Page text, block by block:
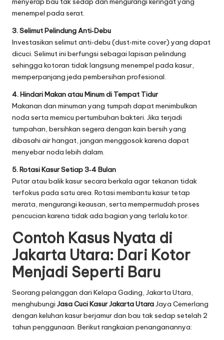
menempel pada serat.
3. Selimut Pelindung Anti‑Debu
Investasikan selimut anti‑debu (dust‑mite cover) yang dapat
dicuci. Selimut ini berfungsi sebagai lapisan pelindung
sehingga kotoran tidak langsung menempel pada kasur,
memperpanjang jeda pembersihan profesional.
4. Hindari Makan atau Minum di Tempat Tidur
Makanan dan minuman yang tumpah dapat menimbulkan
noda serta memicu pertumbuhan bakteri. Jika terjadi
tumpahan, bersihkan segera dengan kain bersih yang
dibasahi air hangat, jangan menggosok karena dapat
menyebar noda lebih dalam.
5. Rotasi Kasur Setiap 3‑4 Bulan
Putar atau balik kasur secara berkala agar tekanan tidak
terfokus pada satu area. Rotasi membantu kasur tetap
merata, mengurangi keausan, serta mempermudah proses
pencucian karena tidak ada bagian yang terlalu kotor.
Contoh Kasus Nyata di
Jakarta Utara: Dari Kotor
Menjadi Seperti Baru
Seorang pelanggan dari Kelapa Gading, Jakarta Utara,
menghubungi Jasa Cuci Kasur Jakarta UtaraJaya Cemerlang
dengan keluhan kasur berjamur dan bau tak sedap setelah 2
tahun penggunaan. Berikut rangkaian penanganannya: